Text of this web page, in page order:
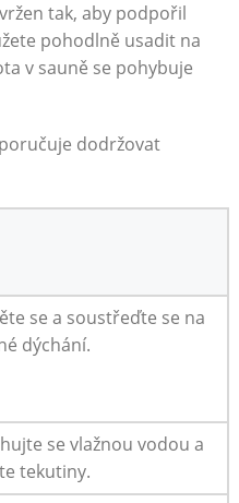
tak, aby podpořil
pohodlně usadit na
v sauně se pohybuje
dodržovat
se a soustřeďte se na
dýchání.
se vlažnou vodou a
tekutiny.